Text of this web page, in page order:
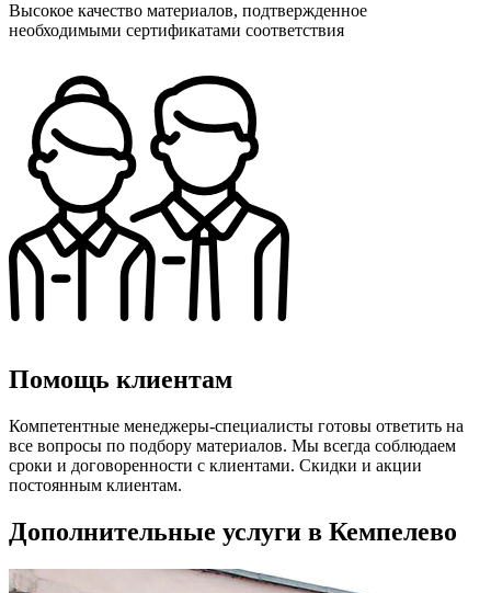
Высокое качество материалов, подтвержденное
необходимыми сертификатами соответствия
Помощь клиентам
Компетентные менеджеры-специалисты готовы ответить на
все вопросы по подбору материалов. Мы всегда соблюдаем
сроки и договоренности с клиентами. Скидки и акции
постоянным клиентам.
Дополнительные услуги в Кемпелево